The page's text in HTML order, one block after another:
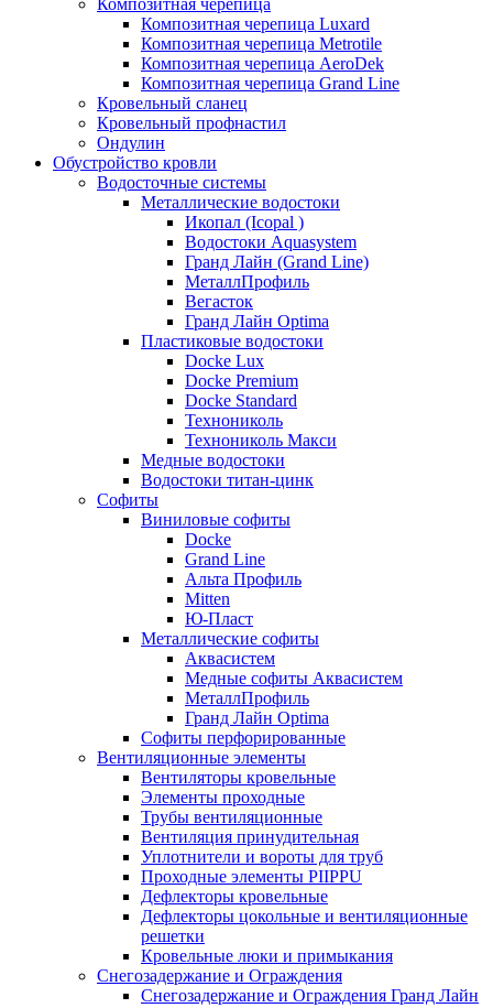
Композитная черепица
Композитная черепица Luxard
Композитная черепица Metrotile
Композитная черепица AeroDek
Композитная черепица Grand Line
Кровельный сланец
Кровельный профнастил
Ондулин
Обустройство кровли
Водосточные системы
Металлические водостоки
Икопал (Icopal )
Водостоки Aquasystem
Гранд Лайн (Grand Line)
МеталлПрофиль
Вегасток
Гранд Лайн Optima
Пластиковые водостоки
Docke Lux
Docke Premium
Docke Standard
Технониколь
Технониколь Макси
Медные водостоки
Водостоки титан-цинк
Софиты
Виниловые софиты
Docke
Grand Line
Альта Профиль
Mitten
Ю-Пласт
Металлические софиты
Аквасистем
Медные софиты Аквасистем
МеталлПрофиль
Гранд Лайн Optima
Софиты перфорированные
Вентиляционные элементы
Вентиляторы кровельные
Элементы проходные
Трубы вентиляционные
Вентиляция принудительная
Уплотнители и вороты для труб
Проходные элементы PIIPPU
Дефлекторы кровельные
Дефлекторы цокольные и вентиляционные
решетки
Кровельные люки и примыкания
Снегозадержание и Ограждения
Снегозадержание и Ограждения Гранд Лайн